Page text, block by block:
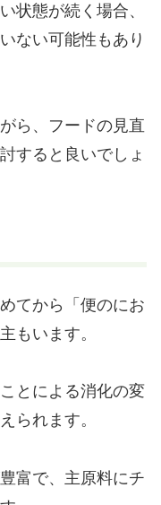
状態が続く場合、
ない可能性もあり
ら、フードの見直
すると良いでしょ
てから「便のにお
もいます。
とによる消化の変
られます。
富で、主原料にチ